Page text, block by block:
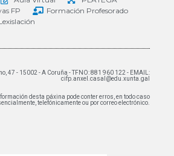
FP
Formación Profesorado
47 - 15002 - A Coruña - TFNO: 881 960 122 - EMAIL:
cifp.anxel.casal@edu.xunta.gal
desta páxina pode conter erros, en todo caso
telefónicamente ou por correo electrónico.